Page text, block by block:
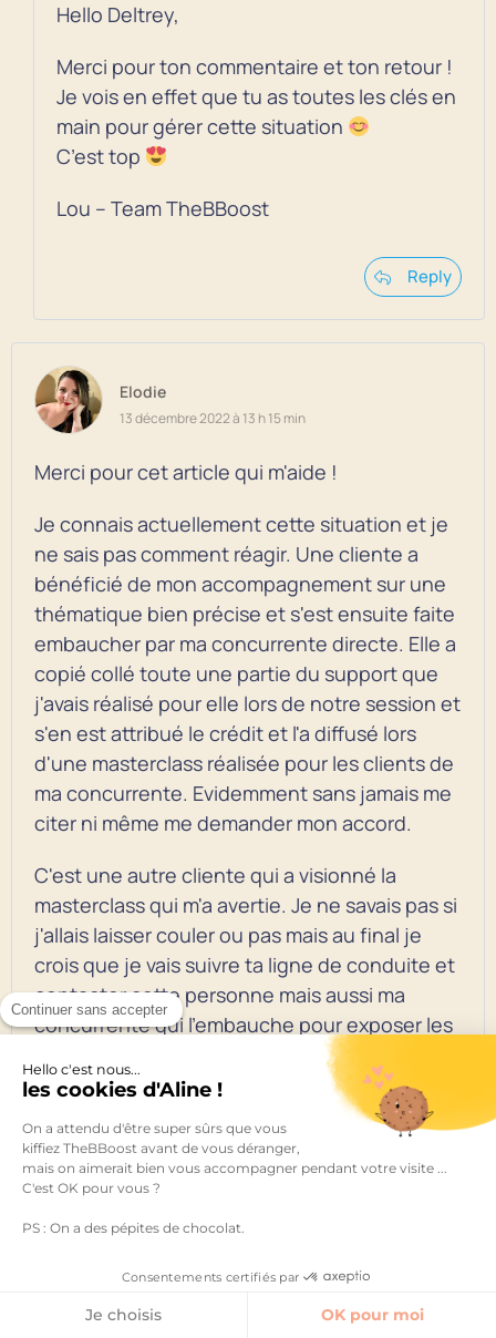
Continuer sans accepter
Hello c'est nous...
les cookies d'Aline !
On a attendu d'être super sûrs que vous
kiffiez TheBBoost avant de vous déranger,
mais on aimerait bien vous accompagner pendant votre visite ...
C'est OK pour vous ?
PS : On a des pépites de chocolat.
Consentements certifiés par
Je choisis OK pour moi
Hello Deltrey,
Merci pour ton commentaire et ton retour !
Je vois en effet que tu as toutes les clés en
main pour gérer cette situation
C’est top
Lou – Team TheBBoost
Reply
Elodie
13 décembre 2022 à 13 h 15 min
Merci pour cet article qui m'aide !
Je connais actuellement cette situation et je
ne sais pas comment réagir. Une cliente a
bénéficié de mon accompagnement sur une
thématique bien précise et s'est ensuite faite
embaucher par ma concurrente directe. Elle a
copié collé toute une partie du support que
j'avais réalisé pour elle lors de notre session et
s'en est attribué le crédit et l'a diffusé lors
d'une masterclass réalisée pour les clients de
ma concurrente. Evidemment sans jamais me
citer ni même me demander mon accord.
C'est une autre cliente qui a visionné la
masterclass qui m'a avertie. Je ne savais pas si
j'allais laisser couler ou pas mais au final je
crois que je vais suivre ta ligne de conduite et
contacter cette personne mais aussi ma
concurrente qui l'embauche pour exposer les
faits et demander le retrait de la partie qui
reprend (mot pour mot) le travail que j'ai
Merci pour tes conseils